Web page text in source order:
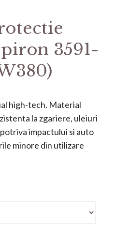
3591-
high-tech. Material
la zgariere, uleiuri
impactului si auto
minore din utilizare